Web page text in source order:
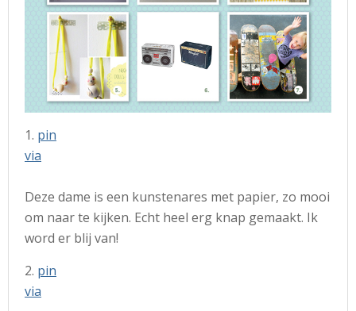
1. pin
via
Deze dame is een kunstenares met papier, zo mooi
om naar te kijken. Echt heel erg knap gemaakt. Ik
word er blij van!
2. pin
via